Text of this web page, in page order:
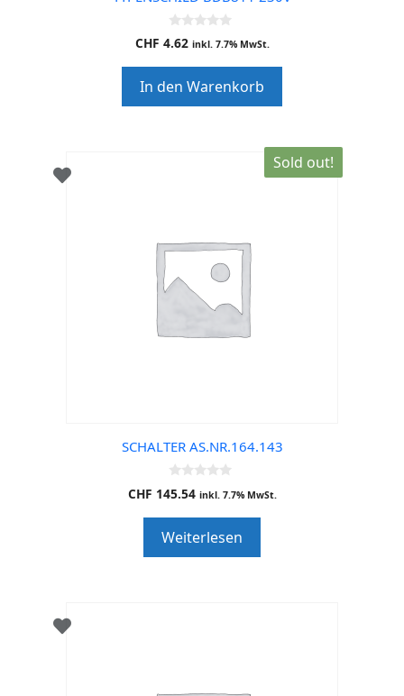
0
o
o
f
5
CHF 4.62 inkl. 7.7% MwSt.
In den Warenkorb
Sold out!
SCHALTER AS.NR.164.143
0
o
o
f
5
CHF 145.54 inkl. 7.7% MwSt.
Weiterlesen